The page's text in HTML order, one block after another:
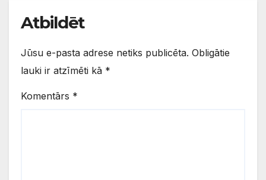
Atbildēt
Jūsu e-pasta adrese netiks publicēta. Obligātie
lauki ir atzīmēti kā *
Komentārs *